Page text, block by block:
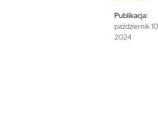
Publikacja:
październik
2024